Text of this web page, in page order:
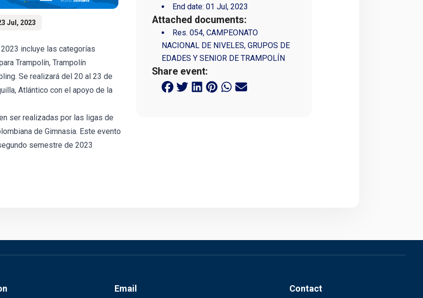
Jul, 2023
incluye las categorías
Trampolín, Trampolín
Se realizará del 20 al 23 de
Atlántico con el apoyo de la
ser realizadas por las ligas de
de Gimnasia. Este evento
semestre de 2023
End date:01 Jul, 2023
Attached documents:
Res. 054, CAMPEONATO
NACIONAL DE NIVELES, GRUPOS DE
EDADES Y SENIOR DE TRAMPOLÍN
Share event:
Email Contact